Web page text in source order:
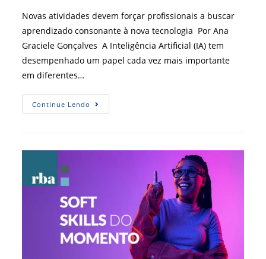
post:
Novas atividades devem forçar profissionais a buscar
aprendizado consonante à nova tecnologia Por Ana
Graciele Gonçalves A Inteligência Artificial (IA) tem
desempenhado um papel cada vez mais importante
em diferentes…
Continue Lendo Inteligência
Artificial